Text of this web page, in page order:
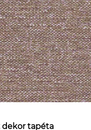
dekor tapéta